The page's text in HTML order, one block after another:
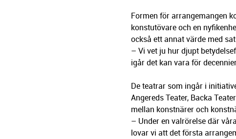
Formen för arrangemangen
konstutövare och en
också ett annat värde med
– Vi vet ju hur djupt
igår det kan vara för
De teatrar som ingår i
Angereds Teater, Backa
mellan konstnärer och
– Under en valrörelse där
lovar vi att det första